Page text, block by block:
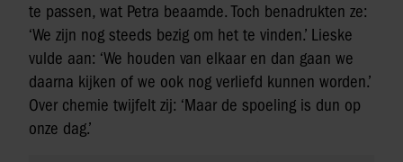
te passen, wat Petra beaamde. Toch benadrukten ze:
‘We zijn nog steeds bezig om het te vinden.’ Lieske
vulde aan: ‘We houden van elkaar en dan gaan we
daarna kijken of we ook nog verliefd kunnen worden.’
Over chemie twijfelt zij: ‘Maar de spoeling is dun op
onze dag.’